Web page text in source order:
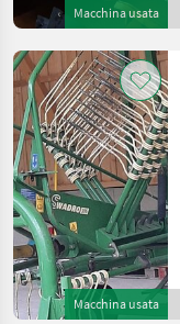
Macchina usata
Macchina usata